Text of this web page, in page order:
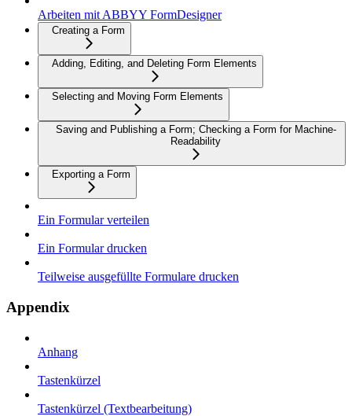
Arbeiten mit ABBYY FormDesigner
Creating a Form
Adding, Editing, and Deleting Form Elements
Selecting and Moving Form Elements
Saving and Publishing a Form; Checking a Form for Machine-
Readability
Exporting a Form
Ein Formular verteilen
Ein Formular drucken
Teilweise ausgefüllte Formulare drucken
Appendix
Anhang
Tastenkürzel
Tastenkürzel (Textbearbeitung)